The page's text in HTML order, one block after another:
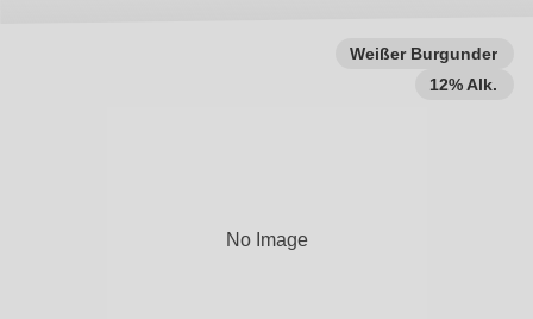
Weißer Burgunder
12% Alk.
No Image